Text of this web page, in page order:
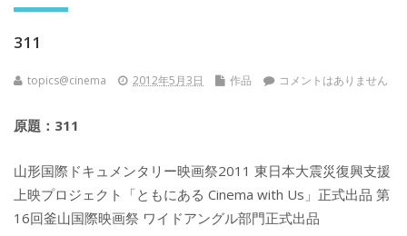
311
topics@cinema 2012年5月3日 作品 コメントはありません
原題：311
山形国際ドキュメンタリー映画祭2011 東日本大震災復興支援
上映プロジェクト「ともにある Cinema with Us」正式出品 第
16回釜山国際映画祭 ワイドアングル部門正式出品